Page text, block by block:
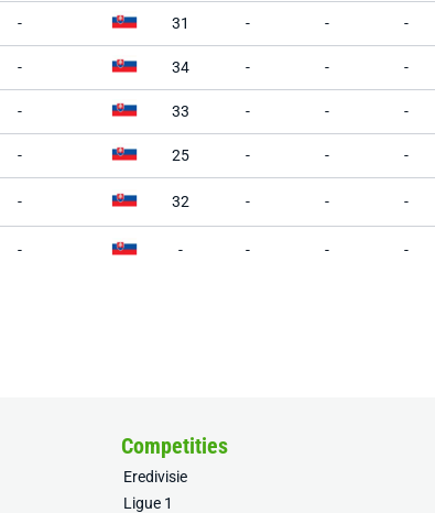
- 31 - - -
- 34 - - -
- 33 - - -
- 25 - - -
- 32 - - -
- - - - -
Competities
Eredivisie
Ligue 1